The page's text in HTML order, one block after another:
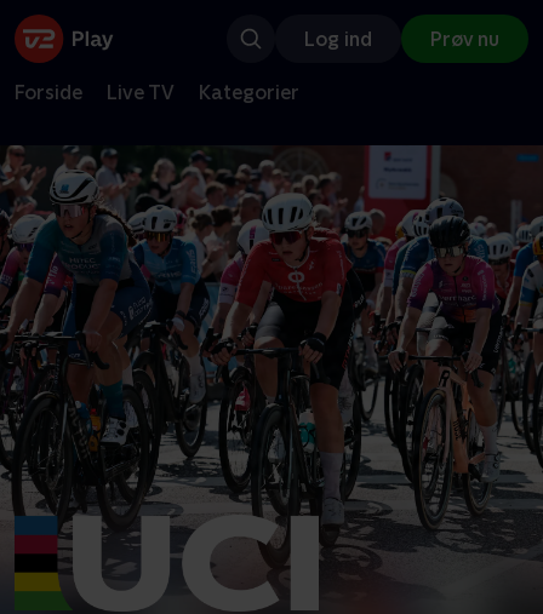
Log ind Prøv nu
Forside Live TV Kategorier